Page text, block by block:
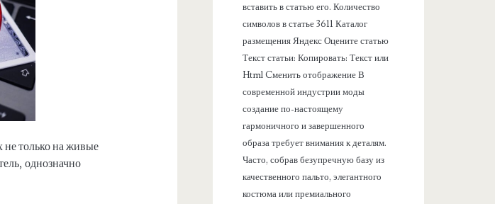
не только на живые
однозначно
вставить в статью его. Количество
символов в статье 3611 Каталог
размещения Яндекс Оцените статью
Текст статьи: Копировать: Текст или
Html Cменить отображение В
современной индустрии моды
создание по-настоящему
гармоничного и завершенного
образа требует внимания к деталям.
Часто, собрав безупречную базу из
качественного пальто, элегантного
костюма или премиального